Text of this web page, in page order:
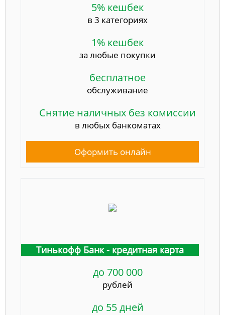
5% кешбек
в 3 категориях
1% кешбек
за любые покупки
бесплатное
обслуживание
Снятие наличных без комиссии
в любых банкоматах
Оформить онлайн
Тинькофф Банк - кредитная карта
до 700 000
рублей
до 55 дней